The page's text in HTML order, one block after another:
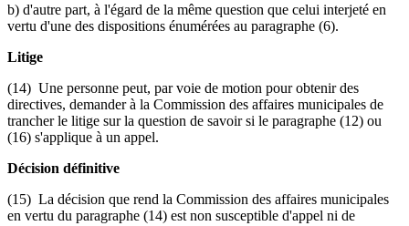
b) d'autre part, à l'égard de la même question que celui interjeté en
vertu d'une des dispositions énumérées au paragraphe (6).
Litige
(14) Une personne peut, par voie de motion pour obtenir des
directives, demander à la Commission des affaires municipales de
trancher le litige sur la question de savoir si le paragraphe (12) ou
(16) s'applique à un appel.
Décision définitive
(15) La décision que rend la Commission des affaires municipales
en vertu du paragraphe (14) est non susceptible d'appel ni de